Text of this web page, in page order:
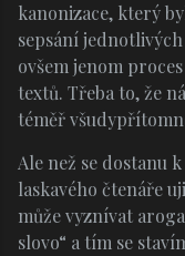
kanonizace, který
sepsání
ovšem jenom
textů. Třeba to, že
téměř
Ale než se dostanu
laskavého čtenáře
může vyznívat
slovo“ a tím se